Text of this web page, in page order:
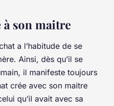
à son maitre
a l’habitude de se
Ainsi, dès qu’il se
il manifeste toujours
crée avec son maitre
qu’il avait avec sa